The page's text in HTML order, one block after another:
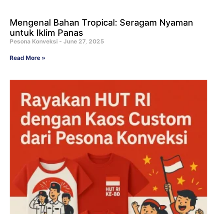
Mengenal Bahan Tropical: Seragam Nyaman
untuk Iklim Panas
Pesona Konveksi June 27, 2025
Read More »